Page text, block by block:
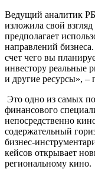
Ведущий аналитик
изложила свой
предполагает
направлений
счет чего вы
инвестору реальные
и другие ресурсы», –
Это одно из самых
финансового
непосредственно
содержательный
бизнес-
кейсов открывает
региональному кино.